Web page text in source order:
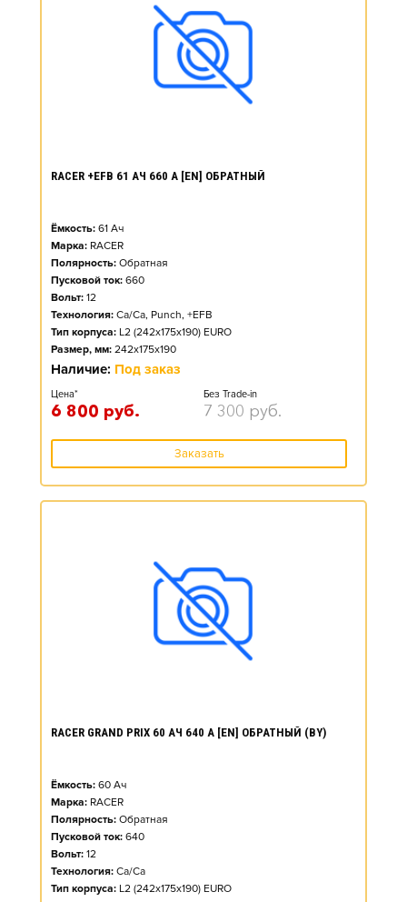
RACER +EFB 61 АЧ 660 А [EN] ОБРАТНЫЙ
Ёмкость: 61 Ач
Марка: RACER
Полярность: Обратная
Пусковой ток: 660
Вольт: 12
Технология: Ca/Ca, Punch, +EFB
Тип корпуса: L2 (242x175x190) EURO
Размер, мм: 242x175x190
Наличие: Под заказ
Цена*
6 800 руб.
Без Trade-in
7 300 руб.
Заказать
RACER GRAND PRIX 60 АЧ 640 А [EN] ОБРАТНЫЙ (BY)
Ёмкость: 60 Ач
Марка: RACER
Полярность: Обратная
Пусковой ток: 640
Вольт: 12
Технология: Ca/Ca
Тип корпуса: L2 (242x175x190) EURO